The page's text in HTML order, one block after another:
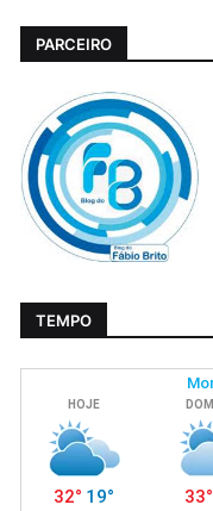
PARCEIRO
TEMPO